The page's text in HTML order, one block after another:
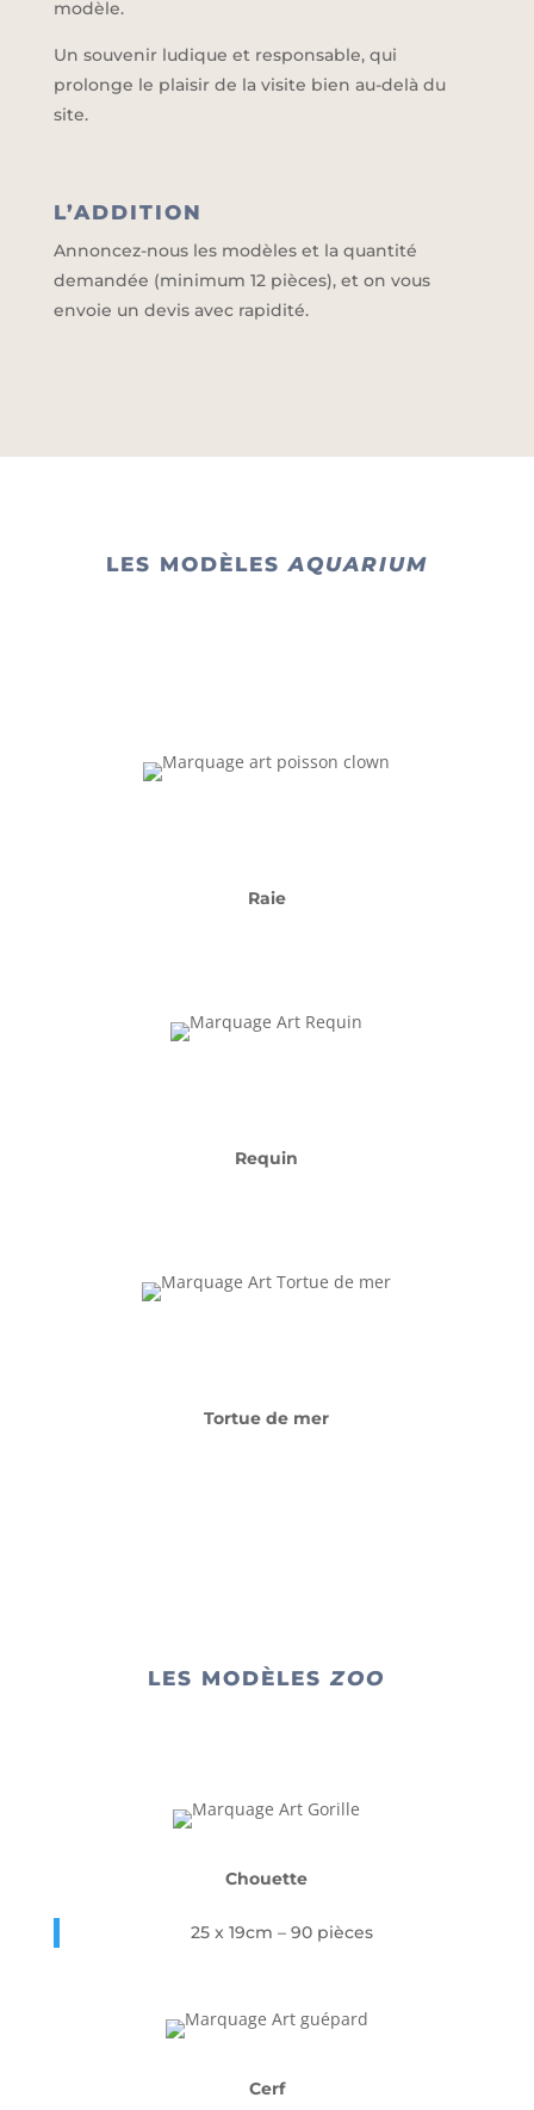
modèle.
Un souvenir ludique et responsable, qui
prolonge le plaisir de la visite bien au-delà du
site.
L’ADDITION
Annoncez-nous les modèles et la quantité
demandée (minimum 12 pièces), et on vous
envoie un devis avec rapidité.
LES MODÈLESAQUARIUM
Raie
Requin
Tortue de mer
LES MODÈLESZOO
Chouette
25 x 19cm – 90 pièces
Cerf